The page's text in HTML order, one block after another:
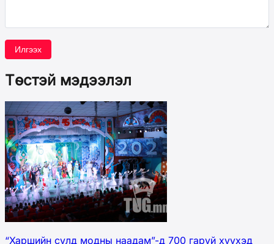
Илгээх
Төстэй мэдээлэл
“Харшийн сүлд модны наадам”-д 700 гаруй хүүхэд